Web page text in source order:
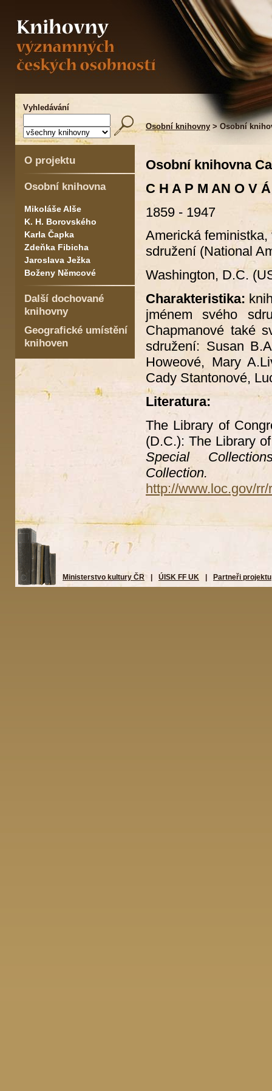
Vyhledávání
Osobní knihovny > Osobní
O projektu
Osobní knihovna
Mikoláše Alše
K. H. Borovského
Karla Čapka
Zdeňka Fibicha
Jaroslava Ježka
Boženy Němcové
Další dochované
knihovny
Geografické umístění
knihoven
Osobní knihovna
C H A P M AN O
1859 - 1947
Americká
sdružení (National
Washington, D.C.
Charakteristika:
jménem svého
Chapmanové také
sdružení: Susan
Howeové, Mary
Cady Stantonové,
Literatura:
The Library of
(D.C.): The Library
Special
Collection.
http://www.loc.gov/
Ministerstvo kultury ČR ÚISK FF UK Partneři projektu